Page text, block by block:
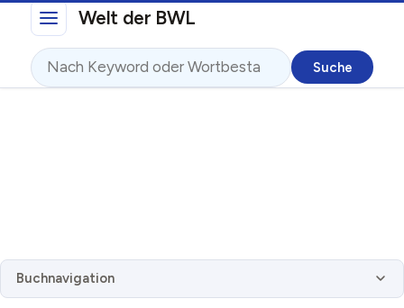
Direkt zum InhaltWelt der BWL
Suche
Buchnavigation